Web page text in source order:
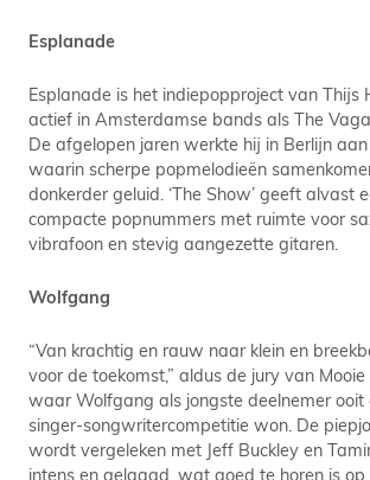
Esplanade
Esplanade is het indiepopproject van Thijs
actief in Amsterdamse bands als The
De afgelopen jaren werkte hij in Berlijn
waarin scherpe popmelodieën
donkerder geluid. ‘The Show’ geeft alvast
compacte popnummers met ruimte voor
vibrafoon en stevig aangezette gitaren.
Wolfgang
“Van krachtig en rauw naar klein en
voor de toekomst,” aldus de jury van
waar Wolfgang als jongste deelnemer ooit
singer-songwritercompetitie won. De
wordt vergeleken met Jeff Buckley en
intens en gelaagd, wat goed te horen is op